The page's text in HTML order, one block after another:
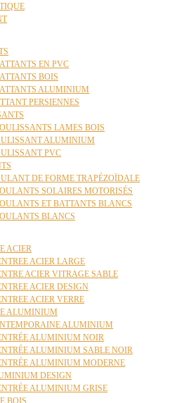
EN PVC
BOIS
ALUMINIUM
PERSIENNES
LAMES BOIS
ALUMINIUM
PVC
DE FORME TRAPÉZOÏDALE
SOLAIRES MOTORISÉS
ET BATTANTS BLANCS
BLANCS
ACIER
ACIER LARGE
ACIER VITRAGE SABLE
ACIER DESIGN
ACIER VERRE
ALUMINIUM
ALUMINIUM
ALUMINIUM NOIR
ALUMINIUM SABLE NOIR
ALUMINIUM MODERNE
DESIGN
ALUMINIUM GRISE
BOIS